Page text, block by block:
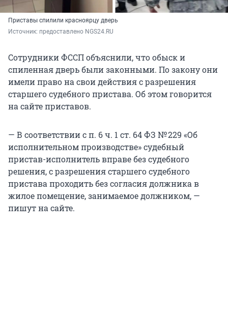
Приставы спилили красноярцу дверь
Источник: предоставлено NGS24.RU
Сотрудники ФССП объяснили, что обыск и
спиленная дверь были законными. По закону они
имели право на свои действия с разрешения
старшего судебного пристава. Об этом говорится
на сайте приставов.
— В соответствии с п. 6 ч. 1 ст. 64 ФЗ № 229 «Об
исполнительном производстве» cудебный
пристав-исполнитель вправе без судебного
решения, с разрешения старшего судебного
пристава проходить без согласия должника в
жилое помещение, занимаемое должником, —
пишут на сайте.